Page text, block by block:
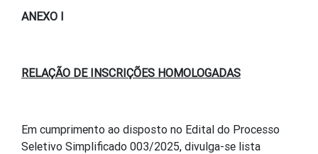
ANEXO I
RELAÇÃO DE INSCRIÇÕES HOMOLOGADAS
Em cumprimento ao disposto no Edital do Processo
Seletivo Simplificado 003/2025, divulga-se lista